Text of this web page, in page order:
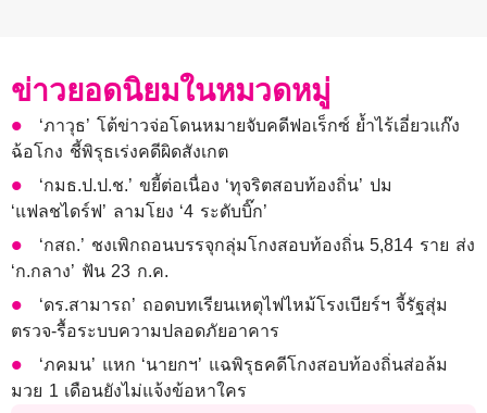
ข่าวยอดนิยมในหมวดหมู่
‘ภาวุธ’ โต้ข่าวจ่อโดนหมายจับคดีฟอเร็กซ์ ย้ำไร้เอี่ยวแก๊ง
ฉ้อโกง ชี้พิรุธเร่งคดีผิดสังเกต
‘กมธ.ป.ป.ช.’ ขยี้ต่อเนื่อง ‘ทุจริตสอบท้องถิ่น’ ปม
‘แฟลชไดร์ฟ’ ลามโยง ‘4 ระดับบิ๊ก’
‘กสถ.’ ชงเพิกถอนบรรจุกลุ่มโกงสอบท้องถิ่น 5,814 ราย ส่ง
‘ก.กลาง’ ฟัน 23 ก.ค.
‘ดร.สามารถ’ ถอดบทเรียนเหตุไฟไหม้โรงเบียร์ฯ จี้รัฐสุ่ม
ตรวจ-รื้อระบบความปลอดภัยอาคาร
‘ภคมน’ แหก ‘นายกฯ’ แฉพิรุธคดีโกงสอบท้องถิ่นส่อล้ม
มวย 1 เดือนยังไม่แจ้งข้อหาใคร